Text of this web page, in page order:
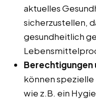
aktuelles
sicherzustellen,
gesundheitlich
können
wie z.B. ein